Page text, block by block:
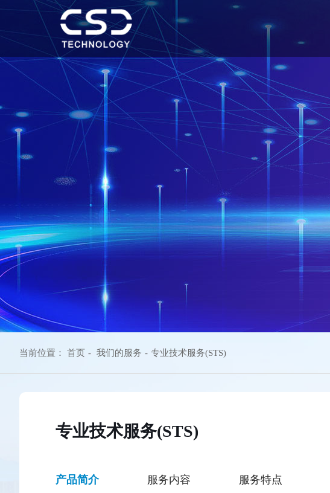
当前位置： 首页 - 我们的服务 - 专业技术服务(STS)
专业技术服务(STS)
产品简介 服务内容 服务特点